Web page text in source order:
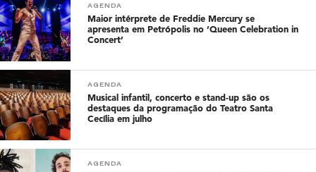
AGENDA
Maior intérprete de Freddie Mercury se
apresenta em Petrópolis no ‘Queen Celebration in
Concert’
AGENDA
Musical infantil, concerto e stand-up são os
destaques da programação do Teatro Santa
Cecília em julho
AGENDA